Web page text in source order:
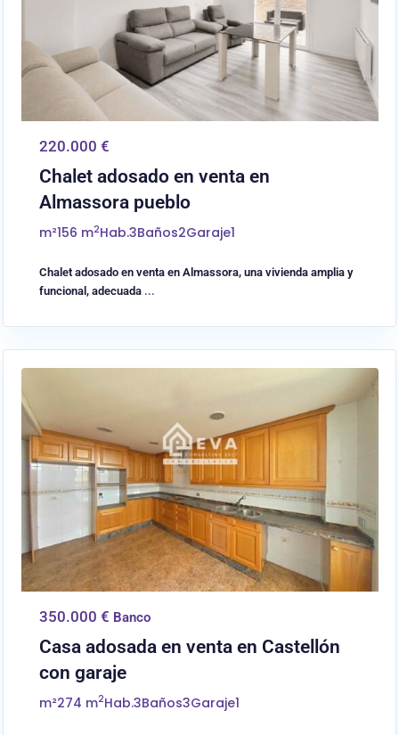
220.000 €
Chalet adosado en venta en
Almassora pueblo
m²156 m2Hab.3Baños2Garaje1
Chalet adosado en venta en Almassora, una vivienda amplia y
funcional, adecuada ...
Castellón/Castelló
350.000 € Banco
Casa adosada en venta en Castellón
con garaje
m²274 m2Hab.3Baños3Garaje1